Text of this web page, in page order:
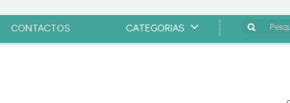
CONTACTOS CATEGORIAS